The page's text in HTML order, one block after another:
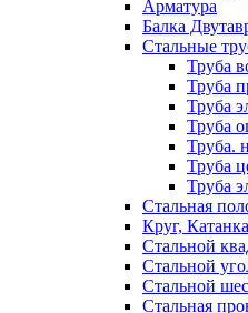
Арматура
Балка
Стальные
Труба
Труба
Труба
Труба
Труба.
Труба
Труба
Стальная
Круг, Катанка
Стальной
Стальной
Стальной
Стальная